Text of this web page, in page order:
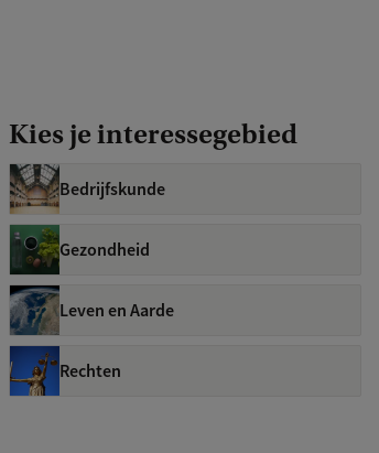
Kies je interessegebied
Bedrijfskunde
Gezondheid
Leven en Aarde
Rechten